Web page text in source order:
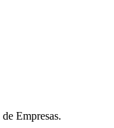
Empresas.